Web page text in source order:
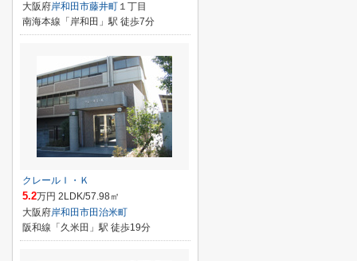
大阪府岸和田市藤井町 １丁目
南海本線「岸和田」駅 徒歩7分
クレールＩ・Ｋ
5.2万円 2LDK/57.98㎡
大阪府岸和田市田治米町
阪和線「久米田」駅 徒歩19分